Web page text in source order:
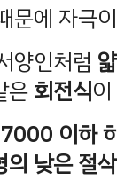
문에 자극
양인처럼
은회전식
이하
의 낮은 절